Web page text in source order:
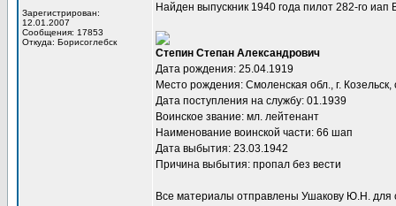
Зарегистрирован:
12.01.2007
Сообщения: 17853
Откуда: Борисоглебск
Найден выпускник 1940 года пилот 282-го
Степин Степан Александрович
Дата рождения: 25.04.1919
Место рождения: Смоленская обл., г.
Дата поступления на службу: 01.1939
Воинское звание: мл. лейтенант
Наименование воинской части: 66 шап
Дата выбытия: 23.03.1942
Причина выбытия: пропал без вести
Все материалы отправлены Ушакову Ю.Н. для